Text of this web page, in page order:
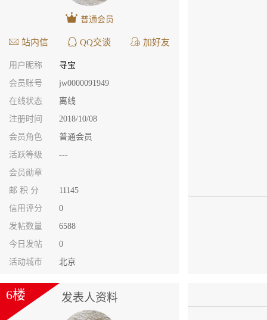
普通会员
站内信 QQ交谈 加好友
用户昵称
寻宝
会员账号
jw0000091949
在线状态
离线
注册时间
2018/10/08
会员角色
普通会员
活跃等级
---
会员勋章
邮 积 分
11145
信用评分
0
发帖数量
6588
今日发帖
0
活动城市
北京
发表人资料
6楼